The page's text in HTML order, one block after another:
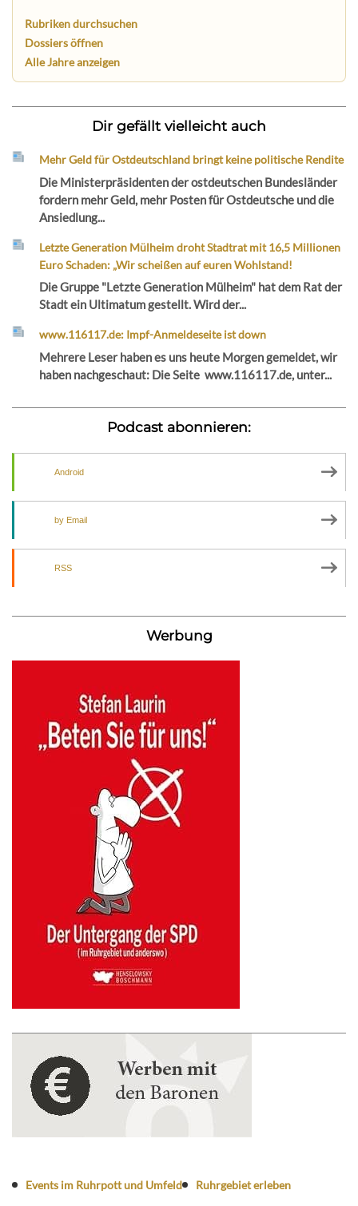
Rubriken durchsuchen
Dossiers öffnen
Alle Jahre anzeigen
Dir gefällt vielleicht auch
Mehr Geld für Ostdeutschland bringt keine politische Rendite
Die Ministerpräsidenten der ostdeutschen Bundesländer
fordern mehr Geld, mehr Posten für Ostdeutsche und die
Ansiedlung...
Letzte Generation Mülheim droht Stadtrat mit 16,5 Millionen
Euro Schaden: „Wir scheißen auf euren Wohlstand!
Die Gruppe "Letzte Generation Mülheim" hat dem Rat der
Stadt ein Ultimatum gestellt. Wird der...
www.116117.de: Impf-Anmeldeseite ist down
Mehrere Leser haben es uns heute Morgen gemeldet, wir
haben nachgeschaut: Die Seite www.116117.de, unter...
Podcast abonnieren:
Android
by Email
RSS
Werbung
Events im Ruhrpott und Umfeld
Ruhrgebiet erleben